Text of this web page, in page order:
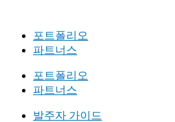
포트폴리오
파트너스
포트폴리오
파트너스
발주자 가이드